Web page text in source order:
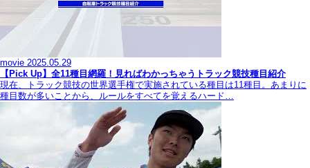
movie 2025.05.29
【Pick Up】全11種目網羅！見ればわかっちゃうトラック競技種目紹介
現在、トラック競技の世界選手権で実施されている種目は11種目。あまりに
種目数が多いことから、ルールをすべてを覚えるハード…